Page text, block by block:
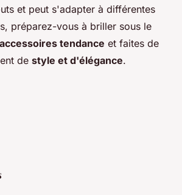
et peut s'adapter à différentes
préparez-vous à briller sous le
accessoires tendance et faites de
de style et d'élégance.